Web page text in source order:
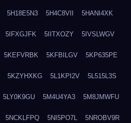
5H18E5N3 5H4C8VII 5HANI4XK
5IFXGJFK 5IITXOZY 5IVSLWGV
5KEFVRBK 5KFBILGV 5KP635PE
5KZYHXKG 5L1KPI2V 5L515L3S
5LY0K9GU 5M4U4YA3 5M8JMWFU
5NCKLFPQ 5NI5PO7L 5NROBV9R